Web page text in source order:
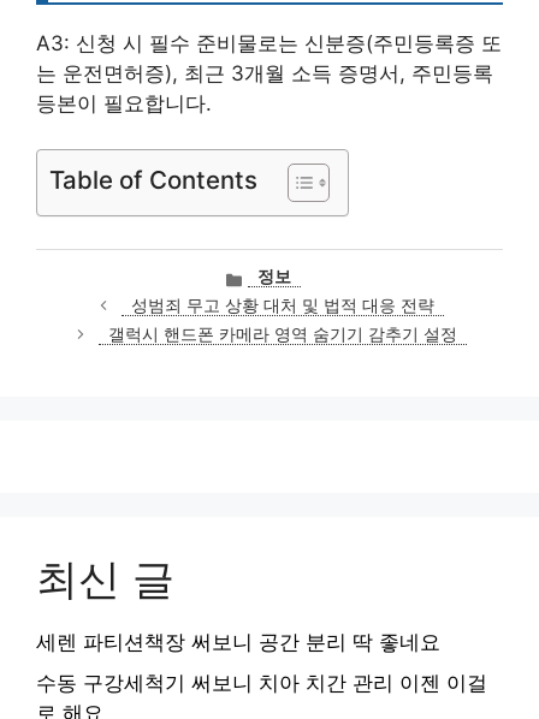
A3: 신청 시 필수 준비물로는 신분증(주민등록증 또
는 운전면허증), 최근 3개월 소득 증명서, 주민등록
등본이 필요합니다.
Table of Contents
카
테
고
리
정보
성범죄 무고 상황 대처 및 법적 대응 전략
갤럭시 핸드폰 카메라 영역 숨기기 감추기 설정
최신 글
세렌 파티션책장 써보니 공간 분리 딱 좋네요
수동 구강세척기 써보니 치아 치간 관리 이젠 이걸
로 해요